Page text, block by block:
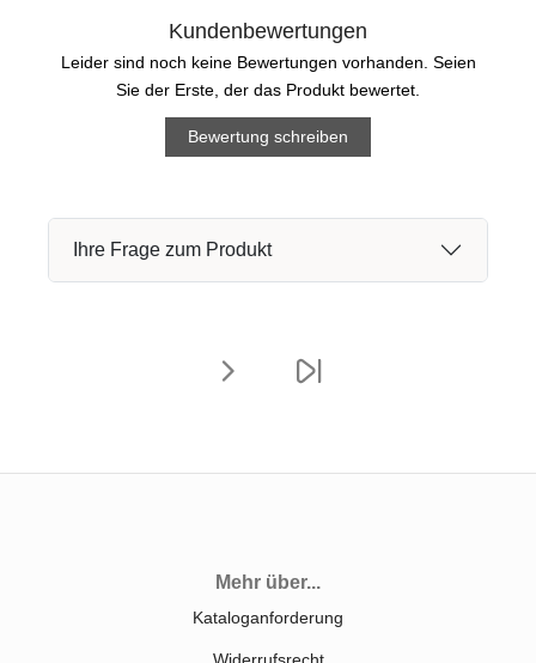
Kundenbewertungen
Leider sind noch keine Bewertungen vorhanden. Seien
Sie der Erste, der das Produkt bewertet.
Bewertung schreiben
Ihre Frage zum Produkt
Mehr über...
Kataloganforderung